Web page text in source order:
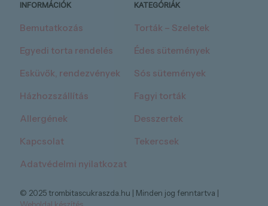
INFORMÁCIÓK
Bemutatkozás
Egyedi torta rendelés
Esküvők, rendezvények
Házhozszállítás
Allergének
Kapcsolat
Adatvédelmi nyilatkozat
KATEGÓRIÁK
Torták – Szeletek
Édes sütemények
Sós sütemények
Fagyi torták
Desszertek
Tekercsek
© 2025 trombitascukraszda.hu | Minden jog fenntartva |